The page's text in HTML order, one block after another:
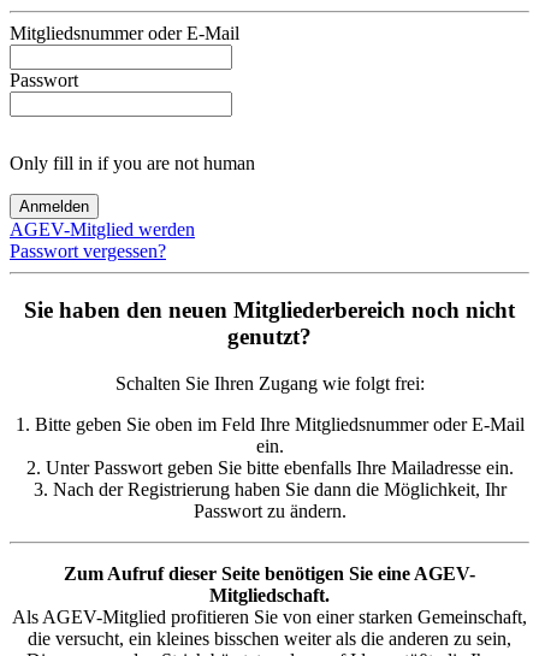
Mitgliedsnummer oder E-Mail
Passwort
Only fill in if you are not human
AGEV-Mitglied werden
Passwort vergessen?
Sie haben den neuen Mitgliederbereich noch nicht
genutzt?
Schalten Sie Ihren Zugang wie folgt frei:
1. Bitte geben Sie oben im Feld Ihre Mitgliedsnummer oder E-Mail
ein.
2. Unter Passwort geben Sie bitte ebenfalls Ihre Mailadresse ein.
3. Nach der Registrierung haben Sie dann die Möglichkeit, Ihr
Passwort zu ändern.
Zum Aufruf dieser Seite benötigen Sie eine AGEV-
Mitgliedschaft.
Als AGEV-Mitglied profitieren Sie von einer starken Gemeinschaft,
die versucht, ein kleines bisschen weiter als die anderen zu sein,